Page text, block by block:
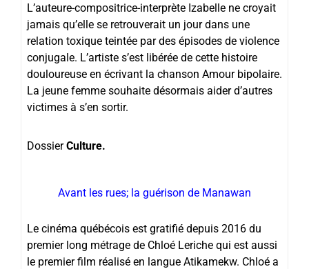
L’auteure-compositrice-interprète Izabelle ne croyait
jamais qu’elle se retrouverait un jour dans une
relation toxique teintée par des épisodes de violence
conjugale. L’artiste s’est libérée de cette histoire
douloureuse en écrivant la chanson Amour bipolaire.
La jeune femme souhaite désormais aider d’autres
victimes à s’en sortir.
DossierCulture.
Avant les rues; la guérison de Manawan
Le cinéma québécois est gratifié depuis 2016 du
premier long métrage de Chloé Leriche qui est aussi
le premier film réalisé en langue Atikamekw. Chloé a